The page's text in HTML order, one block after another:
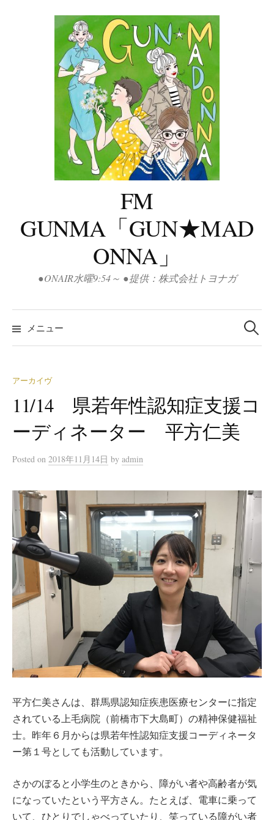
FM
GUNMA「GUN★MAD
ONNA」
●ONAIR水曜9:54～ ●提供：株式会社トヨナガ
メニュー
検
索:
アーカイヴ
11/14 県若年性認知症支援コ
ーディネーター 平方仁美
Posted on 2018年11月14日 by admin
平方仁美さんは、群馬県認知症疾患医療センターに指定
されている上毛病院（前橋市下大島町）の精神保健福祉
士。昨年６月からは県若年性認知症支援コーディネータ
ー第１号としても活動しています。
さかのぼると小学生のときから、障がい者や高齢者が気
になっていたという平方さん。たとえば、電車に乗って
いて、ひとりでしゃべっていたり、笑っている障がい者